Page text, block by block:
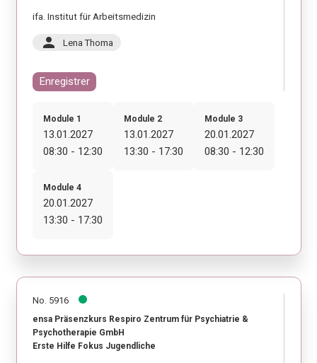
ifa. Institut für Arbeitsmedizin
person Lena Thoma
Enregistrer
Module 1
13.01.2027
08:30 - 12:30
Module 2
13.01.2027
13:30 - 17:30
Module 3
20.01.2027
08:30 - 12:30
Module 4
20.01.2027
13:30 - 17:30
No. 5916
ensa Präsenzkurs Respiro Zentrum für Psychiatrie &
Psychotherapie GmbH
Erste Hilfe Fokus Jugendliche